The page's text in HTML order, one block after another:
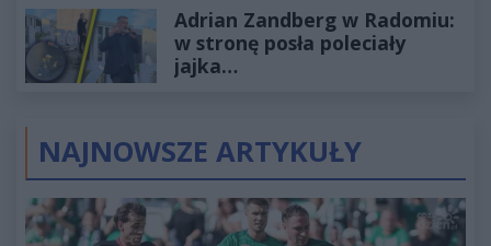
złotych
Adrian Zandberg w Radomiu:
w stronę posła poleciały
jajka…
NAJNOWSZE ARTYKUŁY